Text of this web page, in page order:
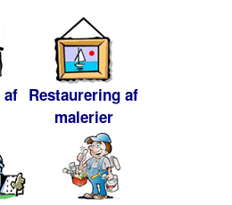
af Restaurering af
malerier